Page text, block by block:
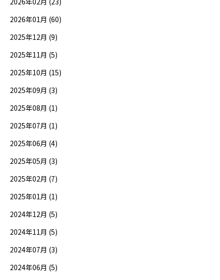
2026年01月 (60)
2025年12月 (9)
2025年11月 (5)
2025年10月 (15)
2025年09月 (3)
2025年08月 (1)
2025年07月 (1)
2025年06月 (4)
2025年05月 (3)
2025年02月 (7)
2025年01月 (1)
2024年12月 (5)
2024年11月 (5)
2024年07月 (3)
2024年06月 (5)